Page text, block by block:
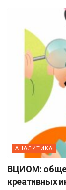
АНАЛИТИКА
ВЦИОМ:
креативных